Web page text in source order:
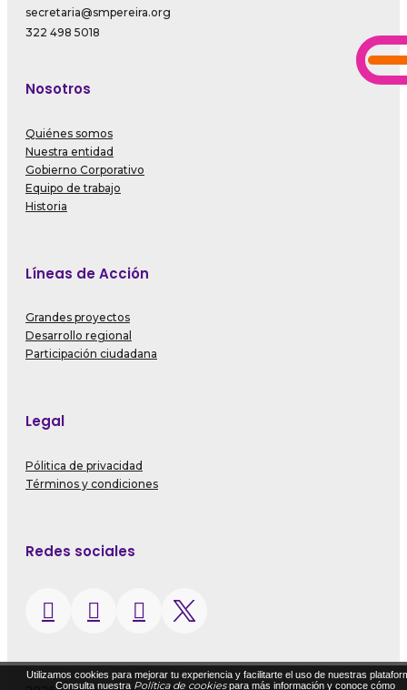
secretaria@smpereira.org
322 498 5018
Nosotros
Quiénes somos
Nuestra entidad
Gobierno Corporativo
Equipo de trabajo
Historia
Líneas de Acción
Grandes proyectos
Desarrollo regional
Participación ciudadana
Legal
Pólitica de privacidad
Términos y condiciones
Redes sociales
Utilizamos cookies para mejorar tu experiencia y facilitarte el uso de nuestras
Consulta nuestra Política de cookiespara más información y conoce cómo